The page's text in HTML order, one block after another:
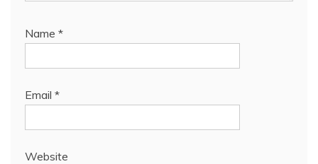
Name *
Email *
Website